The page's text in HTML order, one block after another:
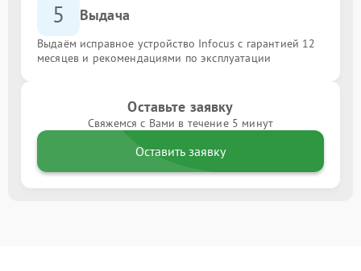
5 Выдача
Выдаём исправное устройство Infocus с гарантией 12
месяцев и рекомендациями по эксплуатации
Оставьте заявку
Свяжемся с Вами в течение 5 минут
Оставить заявку